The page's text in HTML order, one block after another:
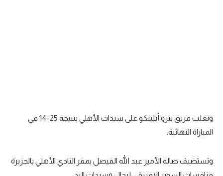
سعودي في الجول
الدوري الإسباني
وتغلب فريق بترو أتليتكو على سيدات الأهلي بنتيجة 25-14 في
المباراة النهائية.
وتستضيف صالة الأمير عبد الله الفيصل بمقر النادي الأهلي بالجزيرة